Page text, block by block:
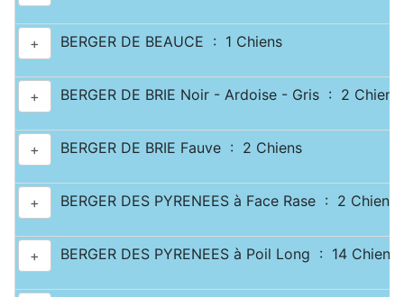
+ BERGER DE BEAUCE : 1 Chiens
+ BERGER DE BRIE Noir - Ardoise - Gris : 2 Chiens
+ BERGER DE BRIE Fauve : 2 Chiens
+ BERGER DES PYRENEES à Face Rase : 2 Chiens
+ BERGER DES PYRENEES à Poil Long : 14 Chiens